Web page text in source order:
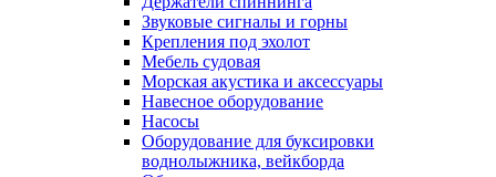
Звуковые сигналы и горны
Крепления под эхолот
Мебель судовая
Морская акустика и аксессуары
Навесное оборудование
Насосы
Оборудование для буксировки
воднолыжника, вейкборда